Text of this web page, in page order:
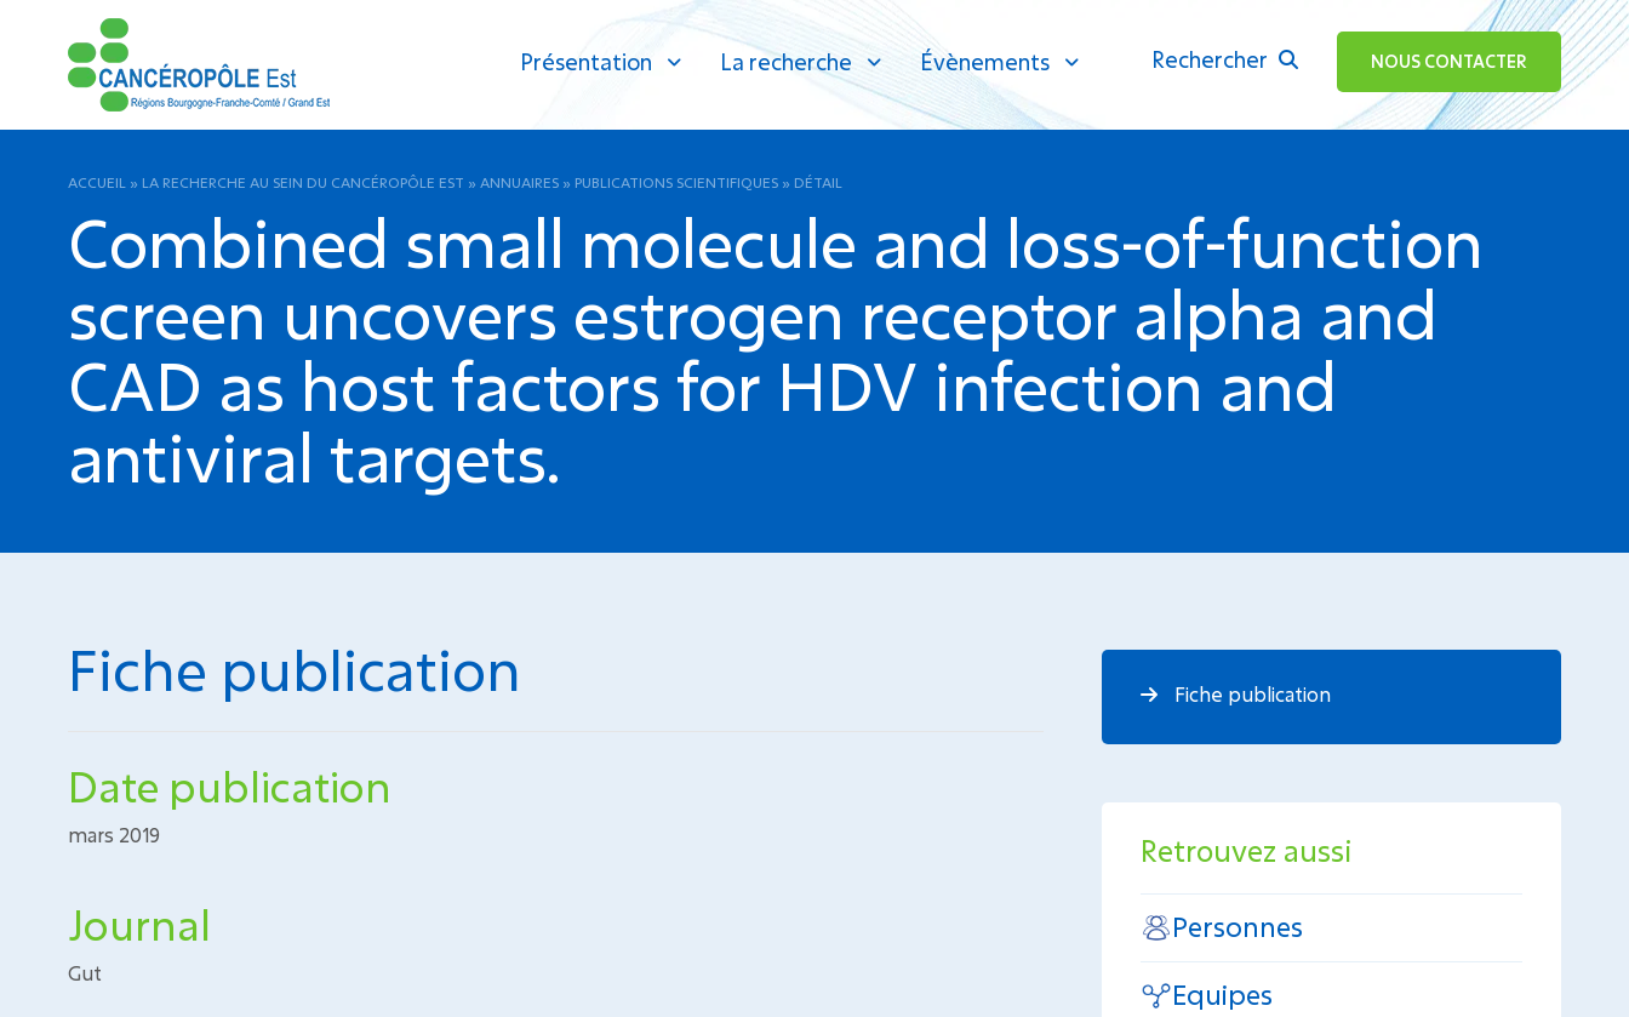
Présentation La recherche Évènements Rechercher
ok NOUS CONTACTER
ACCUEIL » LA RECHERCHE AU SEIN DU CANCÉROPÔLE EST » ANNUAIRES » PUBLICATIONS SCIENTIFIQUES » DÉTAIL
Combined small molecule and loss-of-function
screen uncovers estrogen receptor alpha and
CAD as host factors for HDV infection and
antiviral targets.
Fiche publication
Date publication
mars 2019
Journal
Gut
Fiche publication
Retrouvez aussi
Personnes
Equipes